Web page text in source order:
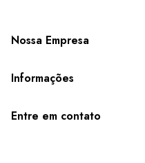
Nossa Empresa
Informações
Entre em contato